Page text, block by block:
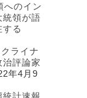
へのイン
統領が語
る
ライナ
治評論家
年4月9
統計速報